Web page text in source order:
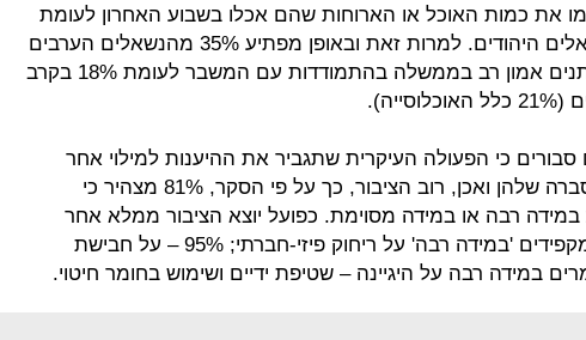
את כמות האוכל או הארוחות שהם אכלו בשבוע האחרון לעומת
13% בקרב הנשאלים היהודים. למרות זאת ובאופן מפתיע 35% מהנשאלים הערבים
דיווחו כי האם נותנים אמון רב בממשלה בהתמודדות עם המשבר לעומת 18% בקרב
סבורים כי הפעולה העיקרית שתגביר את ההיענות למילוי אחר
ההנחיות היא הסברה שלהן ואכן, רוב הציבור, כך על פי הסקר, 81% מצהיר כי
במידה רבה או במידה מסוימת. כפועל יוצא הציבור ממלא אחר
ההנחיות. 84% מקפידים 'במידה רבה' על ריחוק פיזי-חברתי; 95% – על חבישת